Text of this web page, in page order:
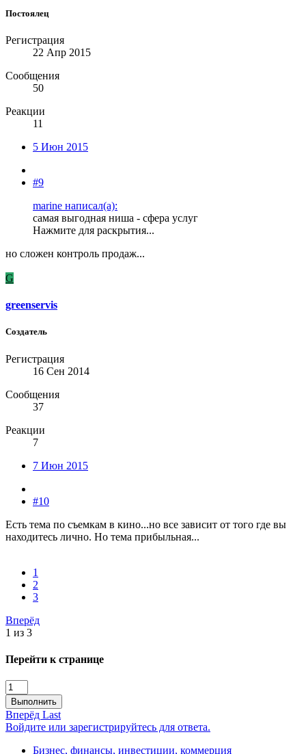
Постоялец
Регистрация
22 Апр 2015
Сообщения
50
Реакции
11
5 Июн 2015
#9
marine написал(а):
самая выгодная ниша - сфера услуг
Нажмите для раскрытия...
но сложен контроль продаж...
G
greenservis
Создатель
Регистрация
16 Сен 2014
Сообщения
37
Реакции
7
7 Июн 2015
#10
Есть тема по съемкам в кино...но все зависит от того где вы
находитесь лично. Но тема прибыльная...
1
2
3
Вперёд
1 из 3
Перейти к странице
Выполнить
Вперёд Last
Войдите или зарегистрируйтесь для ответа.
Бизнес, финансы, инвестиции, коммерция